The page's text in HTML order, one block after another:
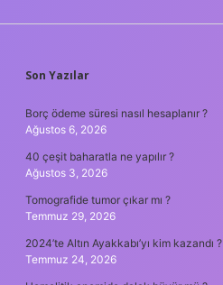
SIDEBAR
Son Yazılar
Borç ödeme süresi nasıl hesaplanır ?
Ağustos 6, 2026
40 çeşit baharatla ne yapılır ?
Ağustos 3, 2026
Tomografide tumor çıkar mı ?
Temmuz 29, 2026
2024’te Altın Ayakkabı’yı kim kazandı ?
Temmuz 24, 2026